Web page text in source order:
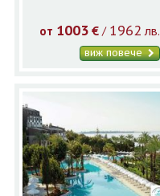
от 1003 €/ 1962 лв.
виж повече